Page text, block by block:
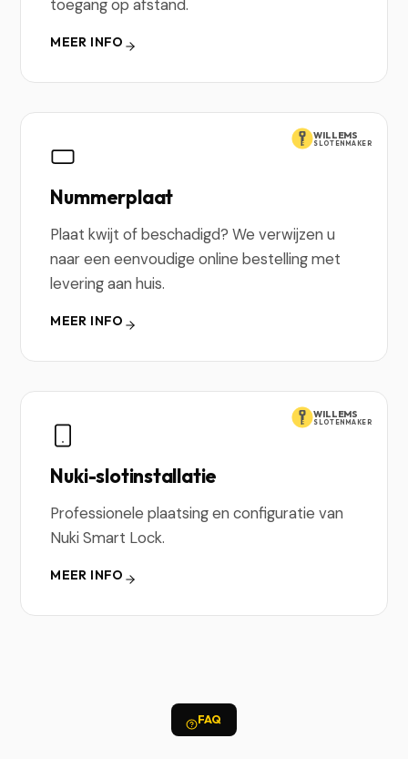
toegang op afstand.
MEER INFO
WILLEMS
SLOTENMAKER
Nummerplaat
Plaat kwijt of beschadigd? We verwijzen u
naar een eenvoudige online bestelling met
levering aan huis.
MEER INFO
WILLEMS
SLOTENMAKER
Nuki-slotinstallatie
Professionele plaatsing en configuratie van
Nuki Smart Lock.
MEER INFO
FAQ